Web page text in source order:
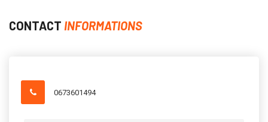
CONTACT INFORMATIONS
0673601494